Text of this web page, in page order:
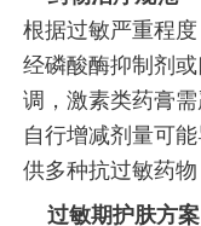
根据过敏严重程
经磷酸酶抑制剂
调，激素类药膏
自行增减剂量可
供多种抗过敏药物
过敏期护肤方案